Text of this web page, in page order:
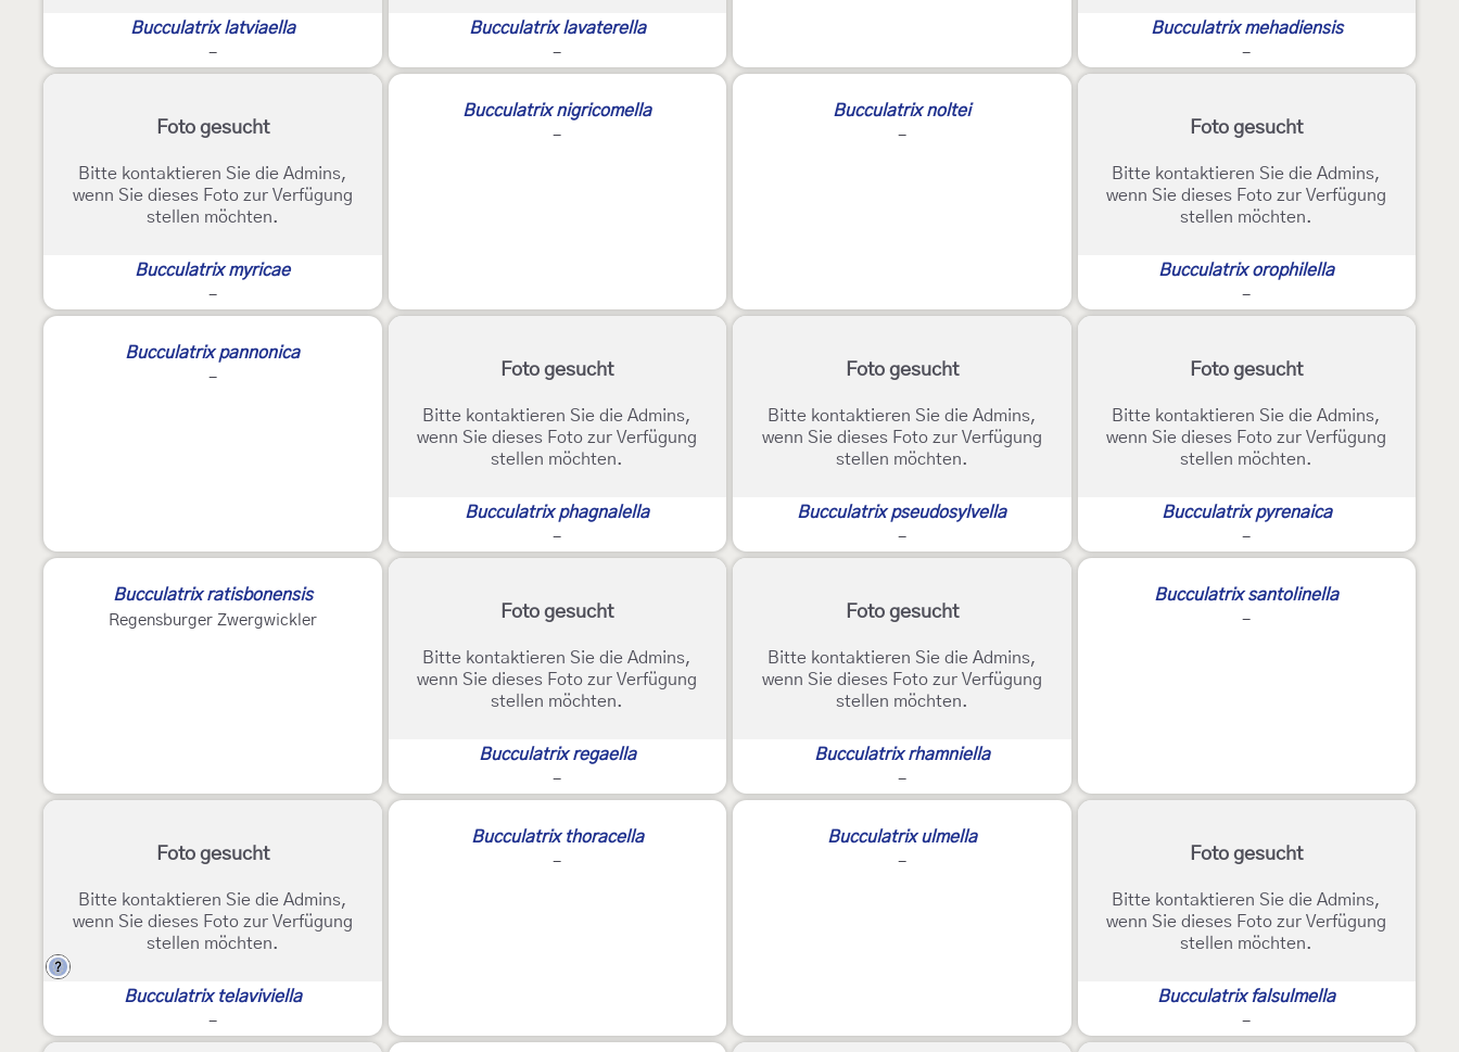
Bucculatrix latviaella
-
Bucculatrix lavaterella
-
Bucculatrix mehadiensis
-
Foto gesucht
Bitte kontaktieren Sie die Admins,
wenn Sie dieses Foto zur Verfügung
stellen möchten.
Bucculatrix myricae
-
Bucculatrix nigricomella
-
Bucculatrix noltei
- Foto gesucht
Bitte kontaktieren Sie die Admins,
wenn Sie dieses Foto zur Verfügung
stellen möchten.
Bucculatrix orophilella
-
Bucculatrix pannonica
- Foto gesucht
Bitte kontaktieren Sie die Admins,
wenn Sie dieses Foto zur Verfügung
stellen möchten.
Bucculatrix phagnalella
-
Foto gesucht
Bitte kontaktieren Sie die Admins,
wenn Sie dieses Foto zur Verfügung
stellen möchten.
Bucculatrix pseudosylvella
-
Foto gesucht
Bitte kontaktieren Sie die Admins,
wenn Sie dieses Foto zur Verfügung
stellen möchten.
Bucculatrix pyrenaica
-
Bucculatrix ratisbonensis
Regensburger Zwergwickler Foto gesucht
Bitte kontaktieren Sie die Admins,
wenn Sie dieses Foto zur Verfügung
stellen möchten.
Bucculatrix regaella
-
Foto gesucht
Bitte kontaktieren Sie die Admins,
wenn Sie dieses Foto zur Verfügung
stellen möchten.
Bucculatrix rhamniella
-
Bucculatrix santolinella
-
Foto gesucht
Bitte kontaktieren Sie die Admins,
wenn Sie dieses Foto zur Verfügung
stellen möchten.
?
Bucculatrix telaviviella
-
Bucculatrix thoracella
-
Bucculatrix ulmella
- Foto gesucht
Bitte kontaktieren Sie die Admins,
wenn Sie dieses Foto zur Verfügung
stellen möchten.
Bucculatrix falsulmella
-